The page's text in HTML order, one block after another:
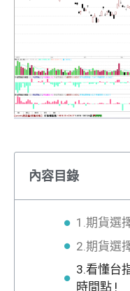
內容目錄
1.期貨選
2.期貨選
3.看懂台
時間點 !